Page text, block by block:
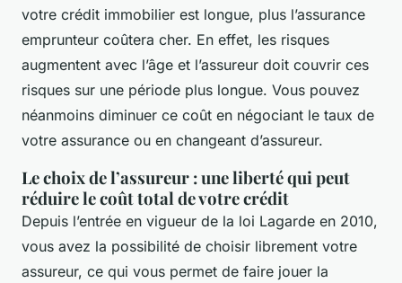
votre crédit immobilier est longue, plus l’assurance
emprunteur coûtera cher. En effet, les risques
augmentent avec l’âge et l’assureur doit couvrir ces
risques sur une période plus longue. Vous pouvez
néanmoins diminuer ce coût en négociant le taux de
votre assurance ou en changeant d’assureur.
Le choix de l’assureur : une liberté qui peut
réduire le coût total de votre crédit
Depuis l’entrée en vigueur de la loi Lagarde en 2010,
vous avez la possibilité de choisir librement votre
assureur, ce qui vous permet de faire jouer la